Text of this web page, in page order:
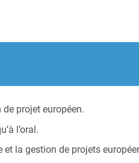
projet européen.
l’oral.
la gestion de projets